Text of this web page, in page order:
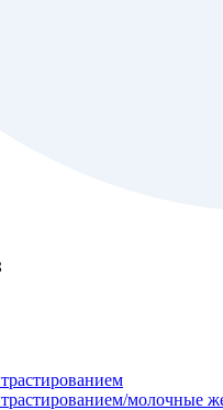
молочные